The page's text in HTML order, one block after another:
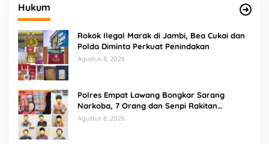
Hukum
Rokok Ilegal Marak di Jambi, Bea Cukai dan
Polda Diminta Perkuat Penindakan
Agustus 8, 2026
Polres Empat Lawang Bongkar Sarang
Narkoba, 7 Orang dan Senpi Rakitan
Diamankan
Agustus 8, 2026